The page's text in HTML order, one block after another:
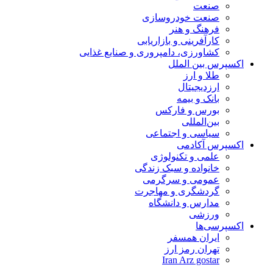
صنعت
صنعت خودروسازی
فرهنگ و هنر
کارآفرینی و بازاریابی
کشاورزی، دامپروری و صنایع غذایی
اکسپرس بین الملل
طلا و ارز
ارزدیجیتال
بانک و بیمه
بورس و فارکس
بین‌المللی
سیاسی و اجتماعی
اکسپرس آکادمی
علمی و تکنولوژی
خانواده و سبک زندگی
عمومی و سرگرمی
گردشگری و مهاجرت
مدارس و دانشگاه
ورزشی
اکسپرسی‌ها
ایران همسفر
تهران رمز ارز
Iran Arz gostar